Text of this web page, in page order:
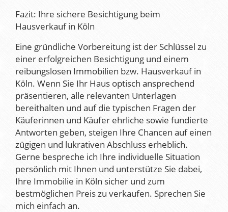
Fazit: Ihre sichere Besichtigung beim
Hausverkauf in Köln
Eine gründliche Vorbereitung ist der Schlüssel zu
einer erfolgreichen Besichtigung und einem
reibungslosen Immobilien bzw. Hausverkauf in
Köln. Wenn Sie Ihr Haus optisch ansprechend
präsentieren, alle relevanten Unterlagen
bereithalten und auf die typischen Fragen der
Käuferinnen und Käufer ehrliche sowie fundierte
Antworten geben, steigen Ihre Chancen auf einen
zügigen und lukrativen Abschluss erheblich.
Gerne bespreche ich Ihre individuelle Situation
persönlich mit Ihnen und unterstütze Sie dabei,
Ihre Immobilie in Köln sicher und zum
bestmöglichen Preis zu verkaufen. Sprechen Sie
mich einfach an.